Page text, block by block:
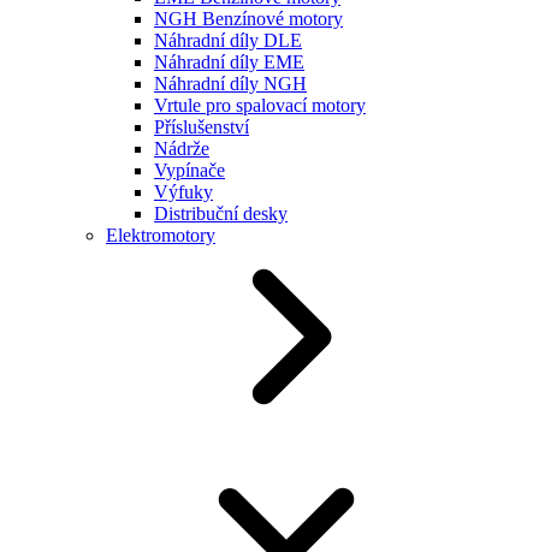
NGH Benzínové motory
Náhradní díly DLE
Náhradní díly EME
Náhradní díly NGH
Vrtule pro spalovací motory
Příslušenství
Nádrže
Vypínače
Výfuky
Distribuční desky
Elektromotory